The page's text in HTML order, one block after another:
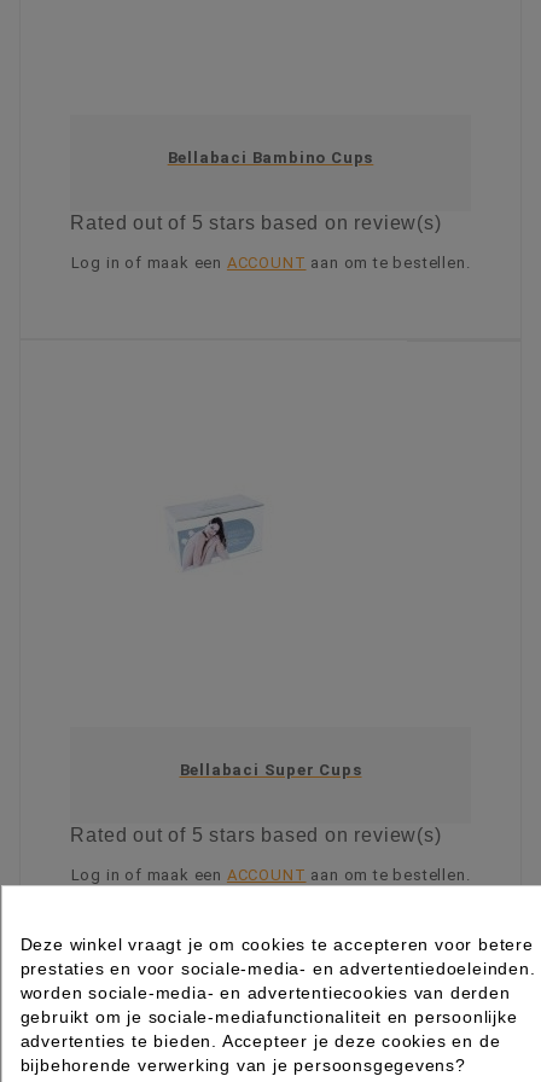
Bellabaci Bambino Cups
Ratedout of 5 stars based on review(s)
Log in of maak een ACCOUNT aan om te bestellen.
Bellabaci Super Cups
Ratedout of 5 stars based on review(s)
Log in of maak een ACCOUNT aan om te bestellen.
KIES OPTIE
Deze winkel vraagt je om cookies te accepteren voor betere
prestaties en voor sociale-media- en advertentiedoeleinden.
worden sociale-media- en advertentiecookies van derden
gebruikt om je sociale-mediafunctionaliteit en persoonlijke
advertenties te bieden. Accepteer je deze cookies en de
bijbehorende verwerking van je persoonsgegevens?